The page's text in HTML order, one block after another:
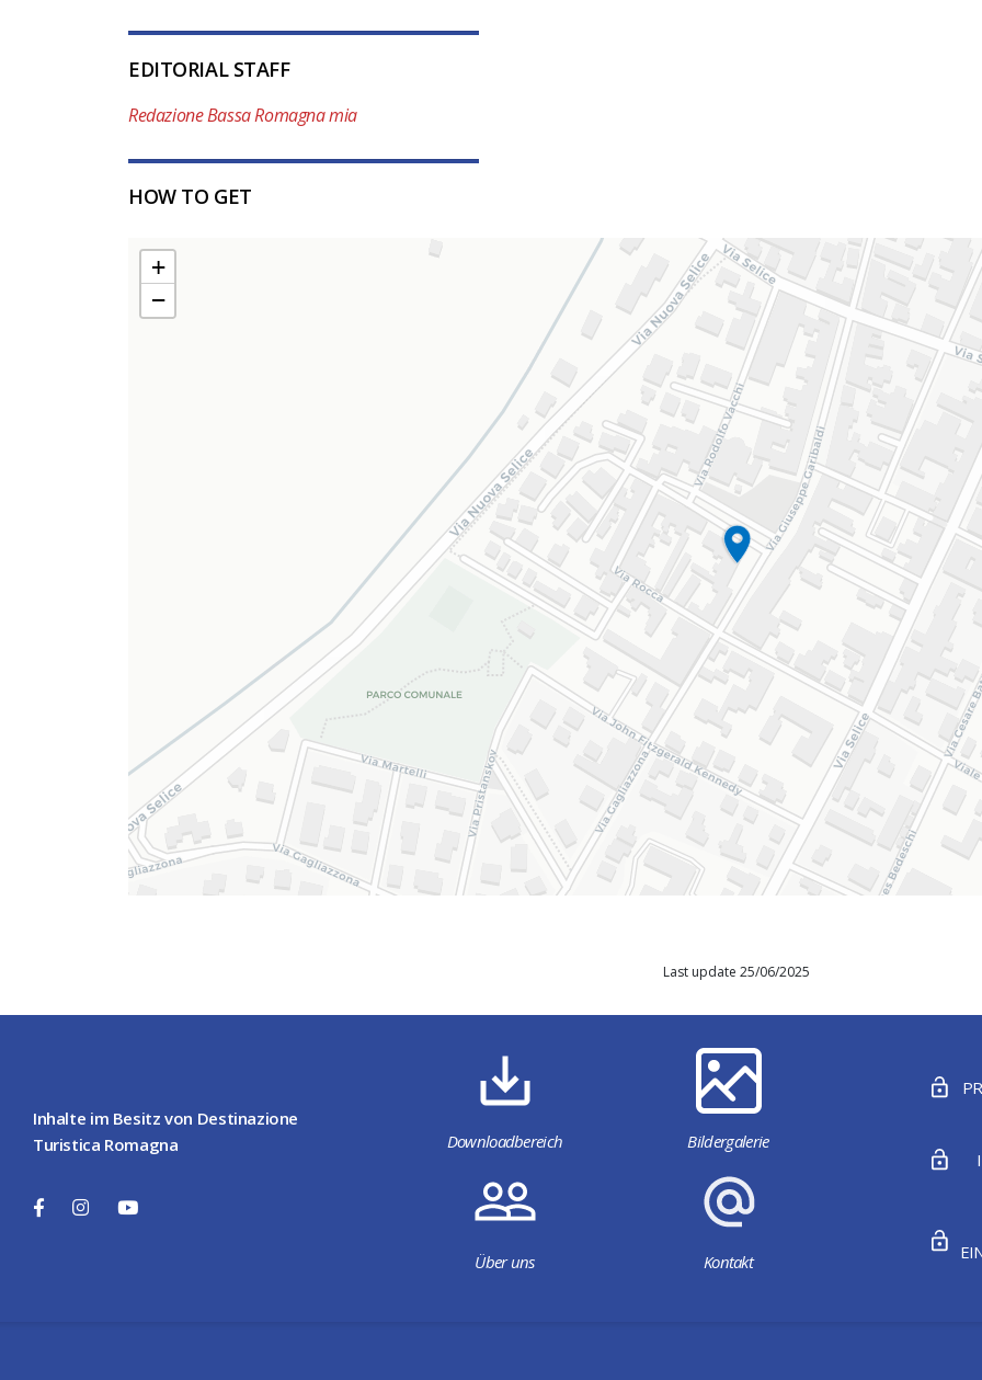
EDITORIAL STAFF
Redazione Bassa Romagna mia
HOW TO GET
+
−
Last update 25/06/2025
Inhalte im Besitz von Destinazione
Turistica Romagna
Downloadbereich Bildergalerie
Über uns Kontakt